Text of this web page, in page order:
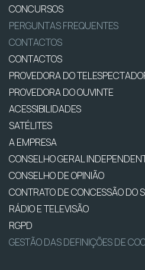
CONCURSOS
PERGUNTAS FREQUENTES
CONTACTOS
CONTACTOS
PROVEDORA DO
PROVEDORA DO OUVINTE
ACESSIBILIDADES
SATÉLITES
A EMPRESA
CONSELHO GERAL
CONSELHO DE OPINIÃO
CONTRATO DE CONCESSÃO DO
RÁDIO E TELEVISÃO
RGPD
GESTÃO DAS DEFINIÇÕES DE